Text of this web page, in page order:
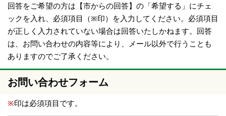
回答をご希望の方は【市からの回答】の「希望する」にチェ
ックを入れ、必須項目（※印）を入力してください。必須項目
が正しく入力されていない場合は回答いたしかねます。回答
は、お問い合わせの内容等により、メール以外で行うことも
ありますのでご了承ください。
お問い合わせフォーム
※印は必須項目です。